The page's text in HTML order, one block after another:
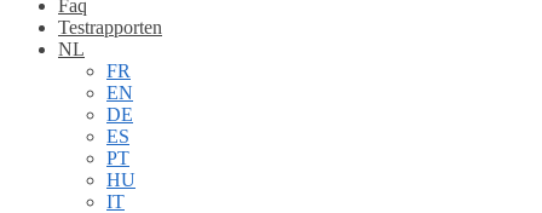
Faq
Testrapporten
NL
FR
EN
DE
ES
PT
HU
IT